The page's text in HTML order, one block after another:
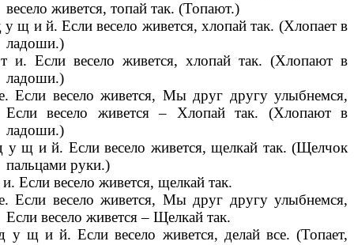
весело живется, топай так. (Топают.)
щ и й. Если весело живется, хлопай так. (Хлопает в
ладоши.)
и. Если весело живется, хлопай так. (Хлопают в
ладоши.)
Если весело живется, Мы друг другу улыбнемся,
Если весело живется – Хлопай так. (Хлопают в
ладоши.)
у щ и й. Если весело живется, щелкай так. (Щелчок
пальцами руки.)
Если весело живется, щелкай так.
Если весело живется, Мы друг другу улыбнемся,
Если весело живется – Щелкай так.
у щ и й. Если весело живется, делай все. (Топает,